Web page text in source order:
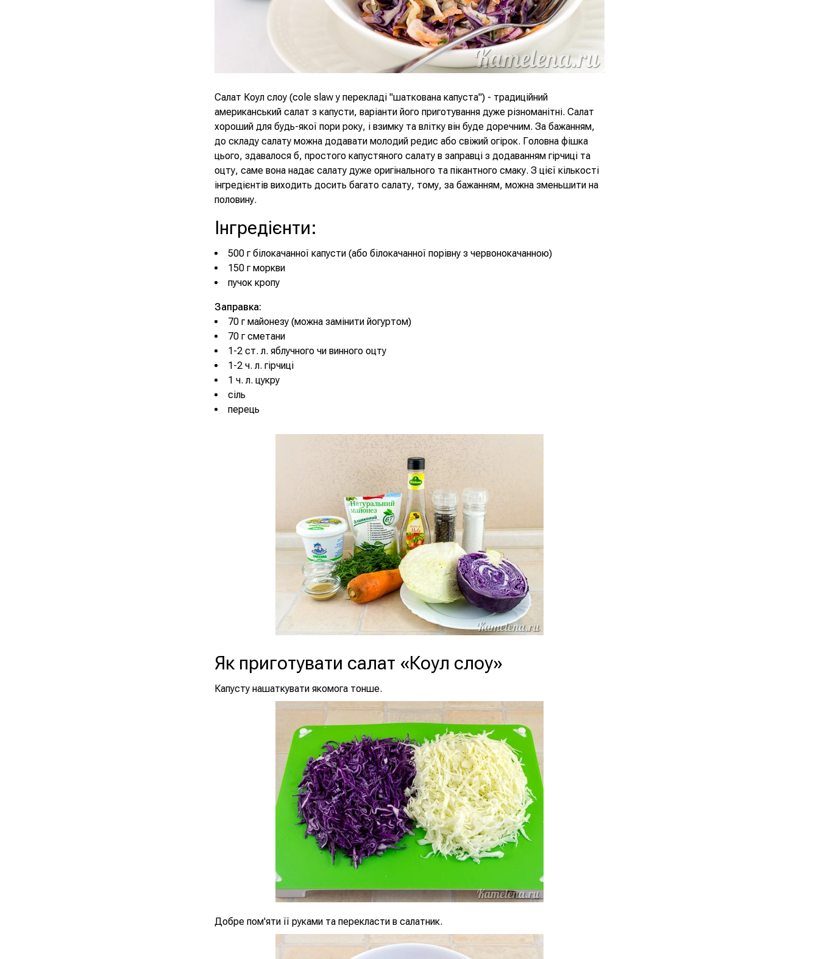
Салат Коул слоу (cole slaw у перекладі "шаткована капуста") - традиційний
американський салат з капусти, варіанти його приготування дуже різноманітні. Салат
хороший для будь-якої пори року, і взимку та влітку він буде доречним. За бажанням,
до складу салату можна додавати молодий редис або свіжий огірок. Головна фішка
цього, здавалося б, простого капустяного салату в заправці з додаванням гірчиці та
оцту, саме вона надає салату дуже оригінального та пікантного смаку. З цієї кількості
інгредієнтів виходить досить багато салату, тому, за бажанням, можна зменьшити на
половину.
Інгредієнти:
500 г білокачанної капусти (або білокачанної порівну з червонокачанною)
150 г моркви
пучок кропу
Заправка:
70 г майонезу (можна замінити йогуртом)
70 г сметани
1-2 ст. л. яблучного чи винного оцту
1-2 ч. л. гірчиці
1 ч. л. цукру
сіль
перець
Як приготувати салат «Коул слоу»
Капусту нашаткувати якомога тонше.
Добре пом'яти її руками та перекласти в салатник.